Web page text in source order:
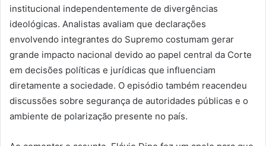
institucional independentemente de divergências
ideológicas. Analistas avaliam que declarações
envolvendo integrantes do Supremo costumam gerar
grande impacto nacional devido ao papel central da Corte
em decisões políticas e jurídicas que influenciam
diretamente a sociedade. O episódio também reacendeu
discussões sobre segurança de autoridades públicas e o
ambiente de polarização presente no país.